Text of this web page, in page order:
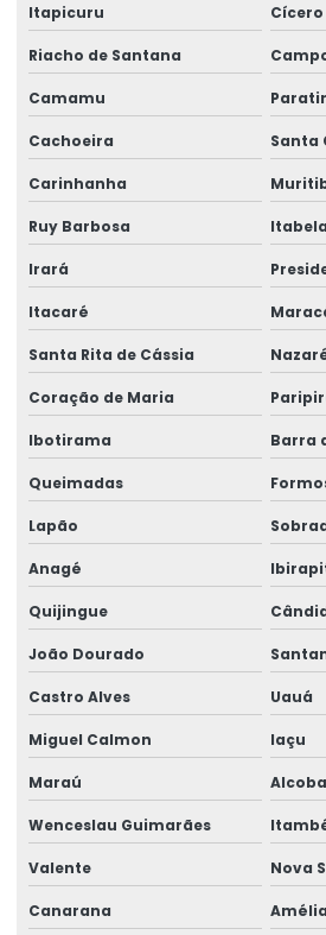
Licenciamento ambiental de
Licenciamento ambiental para
Licenciamento ambiental de barragens
Licenciamento ambiental conama
Licenciamento ambiental para
Licenciamento ambiental consultoria
Licenciamento ambiental para
Licenciamento ambiental direito
Licenciamento ambiental de
Licenciamento ambiental de
Licenciamento ambiental
Licenciamento ambiental empresarial
Licenciamento ambiental para
Licenciamento ambiental de fábricas
Licenciamento ambiental de granjas
Licenciamento ambiental industrial
Licenciamento ambiental para
Licenciamento ambiental para lava
Itapicuru
Riacho de Santana
Camamu
Cachoeira Santa
Carinhanha
Ruy Barbosa Itabela
Irará
Itacaré
Santa Rita de Cássia
Coração de Maria
Ibotirama Barra
Queimadas
Lapão
Anagé
Quijingue
João Dourado
Castro Alves Uauá
Miguel Calmon Iaçu
Maraú
Wenceslau Guimarães
Valente Nova
Canarana